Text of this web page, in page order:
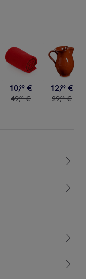
10,99 €
49,00 €
12,99 €
29,99 €